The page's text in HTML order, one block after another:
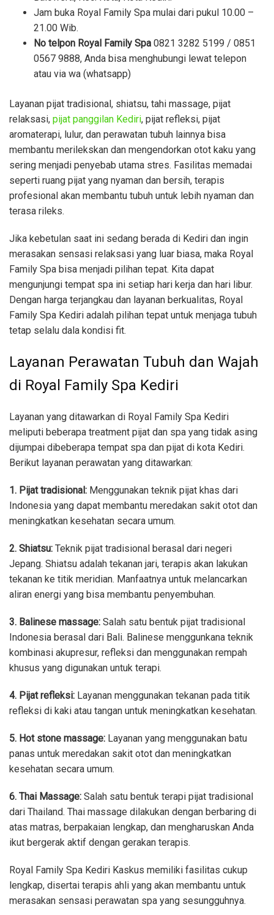
Jam buka Royal Family Spa mulai dari pukul 10.00 –
21.00 Wib.
No telpon Royal Family Spa 0821 3282 5199 / 0851
0567 9888, Anda bisa menghubungi lewat telepon
atau via wa (whatsapp)
Layanan pijat tradisional, shiatsu, tahi massage, pijat
relaksasi, pijat panggilan Kediri, pijat refleksi, pijat
aromaterapi, lulur, dan perawatan tubuh lainnya bisa
membantu merilekskan dan mengendorkan otot kaku yang
sering menjadi penyebab utama stres. Fasilitas memadai
seperti ruang pijat yang nyaman dan bersih, terapis
profesional akan membantu tubuh untuk lebih nyaman dan
terasa rileks.
Jika kebetulan saat ini sedang berada di Kediri dan ingin
merasakan sensasi relaksasi yang luar biasa, maka Royal
Family Spa bisa menjadi pilihan tepat. Kita dapat
mengunjungi tempat spa ini setiap hari kerja dan hari libur.
Dengan harga terjangkau dan layanan berkualitas, Royal
Family Spa Kediri adalah pilihan tepat untuk menjaga tubuh
tetap selalu dala kondisi fit.
Layanan Perawatan Tubuh dan Wajah
di Royal Family Spa Kediri
Layanan yang ditawarkan di Royal Family Spa Kediri
meliputi beberapa treatment pijat dan spa yang tidak asing
dijumpai dibeberapa tempat spa dan pijat di kota Kediri.
Berikut layanan perawatan yang ditawarkan:
1. Pijat tradisional: Menggunakan teknik pijat khas dari
Indonesia yang dapat membantu meredakan sakit otot dan
meningkatkan kesehatan secara umum.
2. Shiatsu: Teknik pijat tradisional berasal dari negeri
Jepang. Shiatsu adalah tekanan jari, terapis akan lakukan
tekanan ke titik meridian. Manfaatnya untuk melancarkan
aliran energi yang bisa membantu penyembuhan.
3. Balinese massage: Salah satu bentuk pijat tradisional
Indonesia berasal dari Bali. Balinese menggunkana teknik
kombinasi akupresur, refleksi dan menggunakan rempah
khusus yang digunakan untuk terapi.
4. Pijat refleksi: Layanan menggunakan tekanan pada titik
refleksi di kaki atau tangan untuk meningkatkan kesehatan.
5. Hot stone massage: Layanan yang menggunakan batu
panas untuk meredakan sakit otot dan meningkatkan
kesehatan secara umum.
6. Thai Massage: Salah satu bentuk terapi pijat tradisional
dari Thailand. Thai massage dilakukan dengan berbaring di
atas matras, berpakaian lengkap, dan mengharuskan Anda
ikut bergerak aktif dengan gerakan terapis.
Royal Family Spa Kediri Kaskus memiliki fasilitas cukup
lengkap, disertai terapis ahli yang akan membantu untuk
merasakan sensasi perawatan spa yang sesungguhnya.